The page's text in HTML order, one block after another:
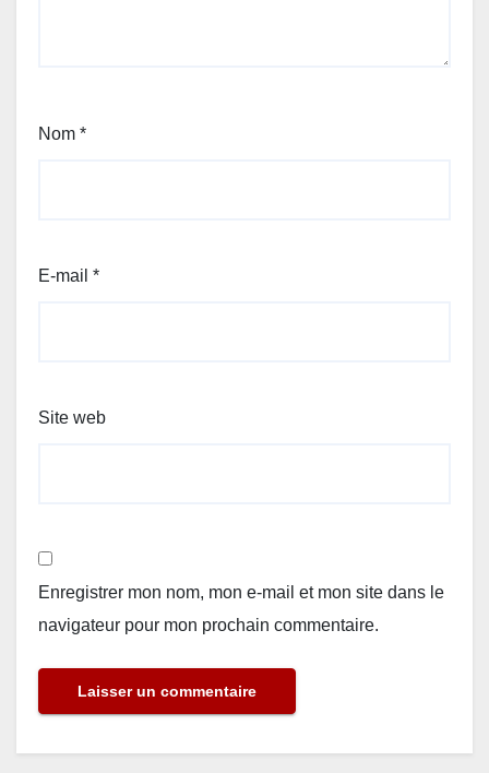
Nom *
E-mail *
Site web
Enregistrer mon nom, mon e-mail et mon site dans le
navigateur pour mon prochain commentaire.